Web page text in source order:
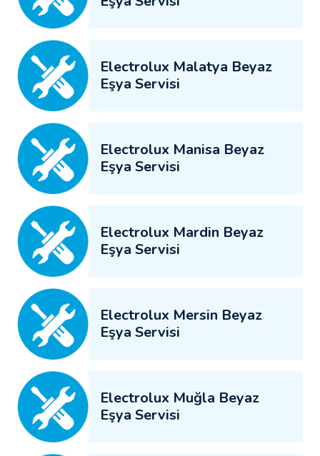
Electrolux Malatya Beyaz
Eşya Servisi
Electrolux Manisa Beyaz
Eşya Servisi
Electrolux Mardin Beyaz
Eşya Servisi
Electrolux Mersin Beyaz
Eşya Servisi
Electrolux Muğla Beyaz
Eşya Servisi